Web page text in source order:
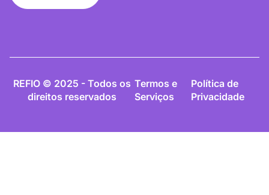
REFIO © 2025 - Todos os
direitos reservados
Termos e
Serviços
Política de
Privacidade